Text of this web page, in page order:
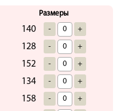
Размеры
140 - +
128 - +
152 - +
134 - +
158 - +